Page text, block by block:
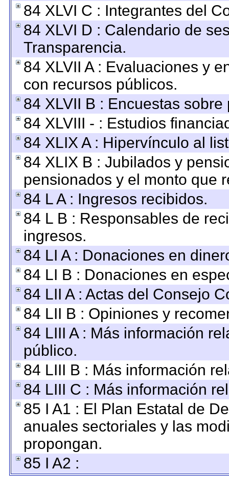
84 XLVI C : Integrantes del
84 XLVI D : Calendario de
Transparencia.
84 XLVII A : Evaluaciones y
con recursos públicos.
84 XLVII B : Encuestas sobre
84 XLVIII - : Estudios
84 XLIX A : Hipervínculo al
84 XLIX B : Jubilados y
pensionados y el monto que
84 L A : Ingresos recibidos.
84 L B : Responsables de
ingresos.
84 LI A : Donaciones en
84 LI B : Donaciones en
84 LII A : Actas del Consejo
84 LII B : Opiniones y
84 LIII A : Más información
público.
84 LIII B : Más información
84 LIII C : Más información
85 I A1 : El Plan Estatal de
anuales sectoriales y las
propongan.
85 I A2 :